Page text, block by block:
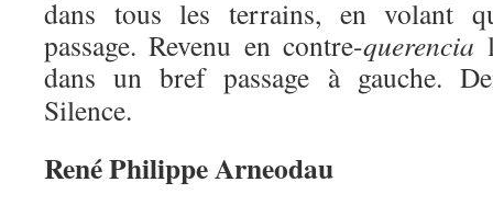
dans tous les terrains, en volant
passage. Revenu en contre-querencia
dans un bref passage à gauche.
Silence.
René Philippe Arneodau